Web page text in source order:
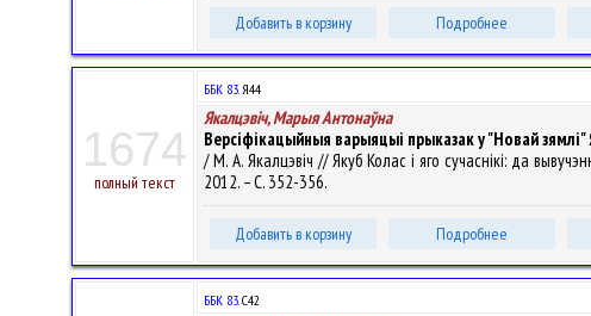
Добавить в корзину Подробнее
1674
полный текст
ББК 83.Я44
Якалцэвіч, Марыя Антонаўна
Версіфікацыйныя варыяцыі прыказак у "Новай
/ М. А. Якалцэвіч // Якуб Колас і яго сучаснікі: да
2012. – С. 352-356.
Добавить в корзину Подробнее
ББК 83.С42